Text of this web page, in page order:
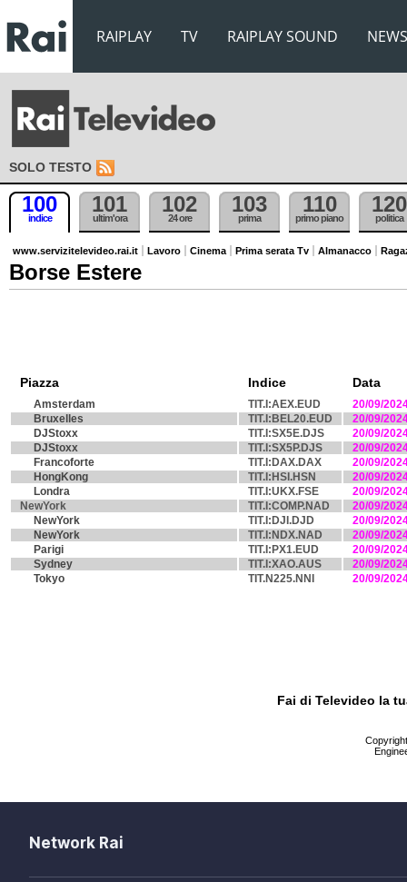
RAIPLAY TV RAIPLAY SOUND NEWS
SOLO TESTO
100
indice
101
ultim'ora
102
24 ore
103
prima
110
primo piano
120
politica
www.servizitelevideo.rai.it Lavoro Cinema Prima serata Tv Almanacco
Borse Estere
Piazza Indice Data
Amsterdam TIT.I:AEX.EUD
20/09/
Bruxelles
TIT.I:BEL20.EUD
20/09/
DJStoxx
TIT.I:SX5E.DJS
20/09/
DJStoxx
TIT.I:SX5P.DJS
20/09/
Francoforte
TIT.I:DAX.DAX
20/09/
HongKong
TIT.I:HSI.HSN
20/09/
Londra
TIT.I:UKX.FSE
20/09/
NewYork
TIT.I:COMP.NAD
20/09/
NewYork
TIT.I:DJI.DJD
20/09/
NewYork
TIT.I:NDX.NAD
20/09/
Parigi
TIT.I:PX1.EUD
20/09/
Sydney
TIT.I:XAO.AUS
20/09/
Tokyo
TIT.N225.NNI 20/09/
Fai di Televideo la